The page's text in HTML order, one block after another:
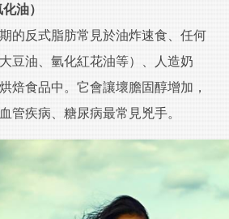
油）
的反式脂肪常見於油炸速食、任何
豆油、氫化紅花油等）、人造奶
焙食品中。它會讓壞膽固醇增加，
管疾病、糖尿病最常見兇手。